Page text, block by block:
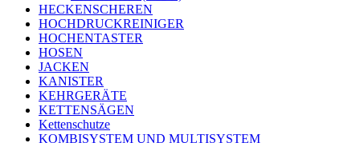
HECKENSCHEREN
HOCHDRUCKREINIGER
HOCHENTASTER
HOSEN
JACKEN
KANISTER
KEHRGERÄTE
KETTENSÄGEN
Kettenschutze
KOMBISYSTEM UND MULTISYSTEM